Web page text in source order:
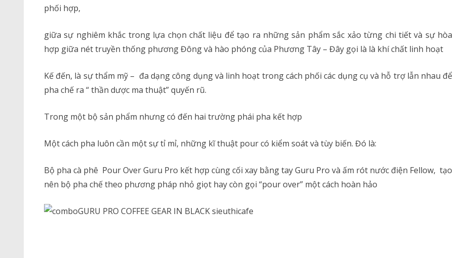
phối hợp,
giữa sự nghiêm khắc trong lựa chọn chất liệu để tạo ra những sản phẩm sắc xảo từng chi tiết và sự hòa
hợp giữa nét truyền thống phương Đông và hào phóng của Phương Tây – Đây gọi là là khí chất linh hoạt
Kế đến, là sự thẩm mỹ – đa dạng công dụng và linh hoạt trong cách phối các dụng cụ và hỗ trợ lẫn nhau để
pha chế ra “ thần dược ma thuật” quyến rũ.
Trong một bộ sản phẩm nhưng có đến hai trường phái pha kết hợp
Một cách pha luôn cần một sự tỉ mỉ, những kĩ thuật pour có kiểm soát và tùy biến. Đó là:
Bộ pha cà phê Pour Over Guru Pro kết hợp cùng cối xay bằng tay Guru Pro và ấm rót nước điện Fellow, tạo
nên bộ pha chế theo phương pháp nhỏ giọt hay còn gọi “pour over” một cách hoàn hảo